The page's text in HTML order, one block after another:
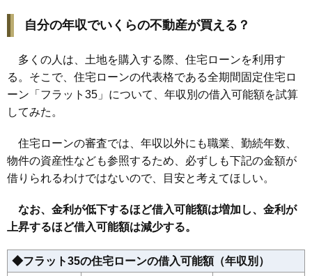
自分の年収でいくらの不動産が買える？
多くの人は、土地を購入する際、住宅ローンを利用す
る。そこで、住宅ローンの代表格である全期間固定住宅ロ
ーン「フラット35」について、年収別の借入可能額を試算
してみた。
住宅ローンの審査では、年収以外にも職業、勤続年数、
物件の資産性なども参照するため、必ずしも下記の金額が
借りられるわけではないので、目安と考えてほしい。
なお、金利が低下するほど借入可能額は増加し、金利が
上昇するほど借入可能額は減少する。
◆フラット35の住宅ローンの借入可能額（年収別）